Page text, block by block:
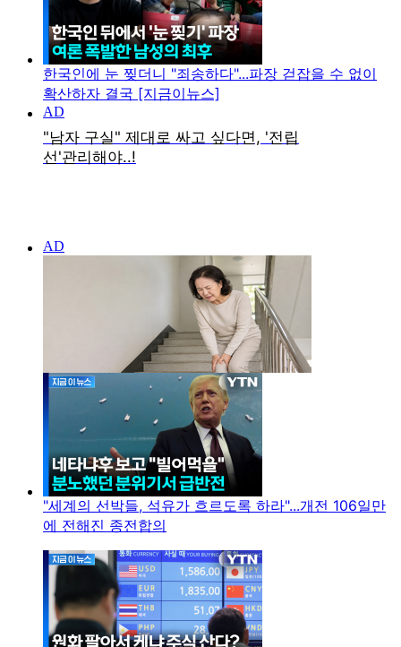
한국인에 눈 찢더니 "죄송하다"...파장 걷잡을 수 없이
확산하자 결국 [지금이뉴스]
"세계의 선박들, 석유가 흐르도록 하라"...개전 106일만
에 전해진 종전합의